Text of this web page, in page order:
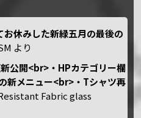
お休みした新緑五月の最後の
より
公開<br>・HPカテゴリー欄
新メニュー<br>・Tシャツ再
Fabric glass